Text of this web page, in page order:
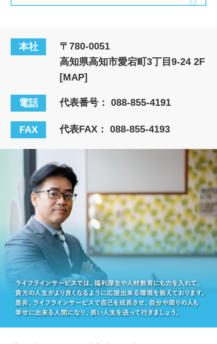
本社
〒780-0051
高知県高知市愛宕町3丁目9-24 2F
[MAP]
電話 代表番号：088-855-4191
FAX 代表FAX： 088-855-4193